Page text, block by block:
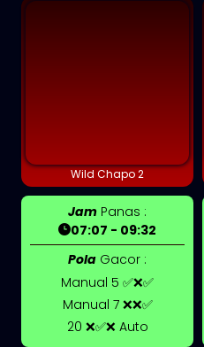
Wild Chapo 2
Jam Panas :
07:07 - 09:32
Pola Gacor :
Manual 5 ✅❌✅
Manual 7 ❌❌✅
20 ❌✅❌ Auto